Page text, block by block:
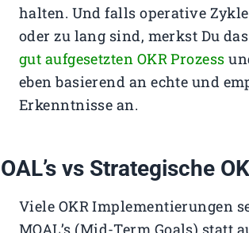
halten. Und falls operative
oder zu lang sind, merkst Du das
gut aufgesetzten OKR Prozess
eben basierend an echte und
Erkenntnisse an.
vs Strategische
Viele OKR Implementierungen
MOAL’s (Mid-Term Goals) statt